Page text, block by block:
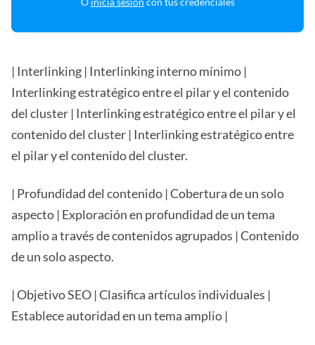
| Interlinking | Interlinking interno mínimo |
Interlinking estratégico entre el pilar y el contenido
del cluster | Interlinking estratégico entre el pilar y el
contenido del cluster | Interlinking estratégico entre
el pilar y el contenido del cluster.
| Profundidad del contenido | Cobertura de un solo
aspecto | Exploración en profundidad de un tema
amplio a través de contenidos agrupados | Contenido
de un solo aspecto.
| Objetivo SEO | Clasifica artículos individuales |
Establece autoridad en un tema amplio |